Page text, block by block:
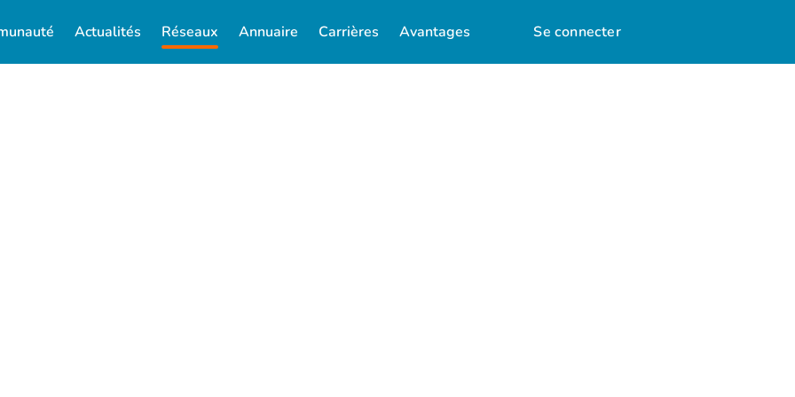
Actualités Réseaux Annuaire Carrières Avantages Se connecter